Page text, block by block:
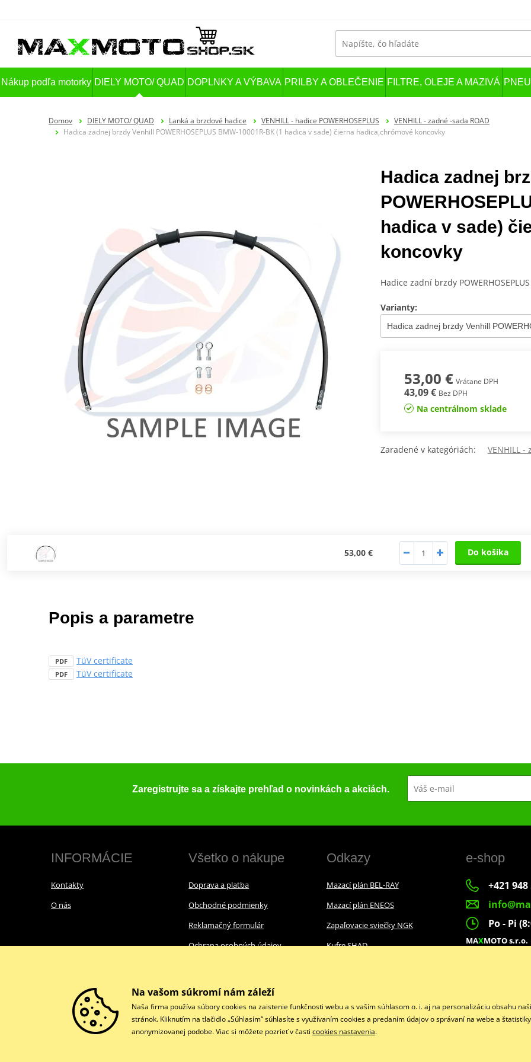
Nákup podľa motorky DIELY MOTO/ QUAD DOPLNKY A VÝBAVA PRILBY A OBLEČENIE FILTRE, OLEJE A MAZIVÁ
Domov DIELY MOTO/ QUAD Lanká a brzdové hadice VENHILL - hadice POWERHOSEPLUS
VENHILL - zadné -sada ROAD
Hadica zadnej brzdy Venhill POWERHOSEPLUS BMW-10001R-BK (1 hadica v sade) čierna hadica,chrómové koncovky
Hadica zadnej
hadica v sade)
koncovky
Hadice zadní brzdy
Varianty:
53,00 € Vrátane DPH
43,09 € Bez DPH
Na centrálnom sklade
Zaradené v kategóriách: VENHILL -
53,00 € Do košíka
Popis a parametre
PDF TüV certificate
PDF TüV certificate
Zaregistrujte sa a získajte prehľad o novinkách a akciách.
INFORMÁCIE
Kontakty
O nás
Všetko o nákupe
Doprava a platba
Obchodné podmienky
Reklamačný formulár
Ochrana osobných údajov
Odkazy
Mazací plán BEL-RAY
Mazací plán ENEOS
Zapaľovacie sviečky NGK
Kufre SHAD
e-shop
+421
Po - Pi
MAXMOTO s.r.o.
Facebook
Na vašom súkromí nám záleží
Naša firma používa súbory cookies na zaistenie funkčnosti webu a s vaším súhlasom o. i. aj na personalizáciu obsahu
stránok. Kliknutím na tlačidlo „Súhlasím“ súhlasíte s využívaním cookies a predaním údajov o správaní na webe a
anonymizovanej podobe. Viac si môžete pozrieť v časti cookies nastavenia.